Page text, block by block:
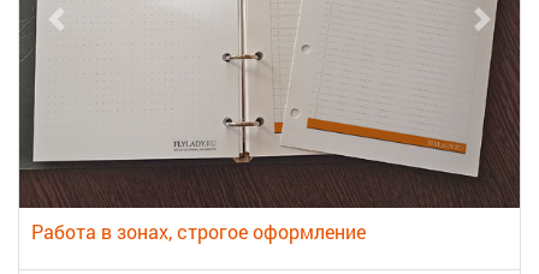
Работа в зонах, строгое оформление